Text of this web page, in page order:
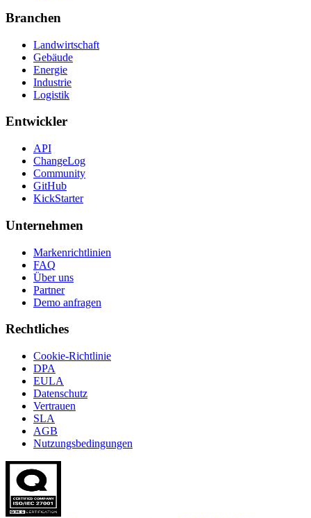
Branchen
Landwirtschaft
Gebäude
Energie
Industrie
Logistik
Entwickler
API
ChangeLog
Community
GitHub
KickStarter
Unternehmen
Markenrichtlinien
FAQ
Über uns
Partner
Demo anfragen
Rechtliches
Cookie-Richtlinie
DPA
EULA
Datenschutz
Vertrauen
SLA
AGB
Nutzungsbedingungen